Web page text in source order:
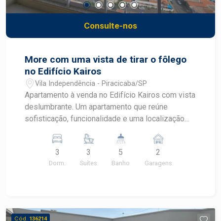
Consulte-nos
More com uma vista de tirar o fôlego
no Edifício Kairos
Vila Independência - Piracicaba/SP
Apartamento à venda no Edifício Kairos com vista
deslumbrante. Um apartamento que reúne
sofisticação, funcionalidade e uma localização
Independência. Destaques do imóvel: 125 m² de
área privativa; 3 suítes, sendo a suíte master com
closet Sr. e Sra.; Uma das suítes com armários
ambientes; Ampla varanda gourmet com
3
Dorm.
3
Suítes
5
Banho
2
Garagens
Cód. 136214